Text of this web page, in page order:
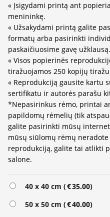
« Įsigydami printą ant
menininkę.
« Užsakydami printą galite
formatų arba pasirinkti
paskaičiuosime gavę užklausą.
« Visos popierinės
tiražuojamos 250 kopijų
« Reprodukciją gausite kartu
sertifikatu ir autorės parašu
*Nepasirinkus rėmo, printai
papildomų rėmelių (tik
galite pasirinkti mūsų
mūsų siūlomų rėmų neradote
reprodukciją, galite tai atlikti
salone.
40 x 40 cm (€35.00)
50 x 50 cm (€40.00)
Alternative: